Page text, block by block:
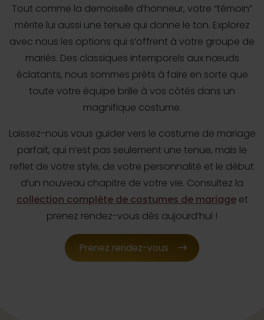
Tout comme la demoiselle d’honneur, votre “témoin”
mérite lui aussi une tenue qui donne le ton. Explorez
avec nous les options qui s’offrent à votre groupe de
mariés. Des classiques intemporels aux nœuds
éclatants, nous sommes prêts à faire en sorte que
toute votre équipe brille à vos côtés dans un
magnifique costume.
Laissez-nous vous guider vers le costume de mariage
parfait, qui n’est pas seulement une tenue, mais le
reflet de votre style, de votre personnalité et le début
d’un nouveau chapitre de votre vie. Consultez la
collection complète de costumes de mariageet
prenez rendez-vous dès aujourd’hui !
Prenez rendez-vous